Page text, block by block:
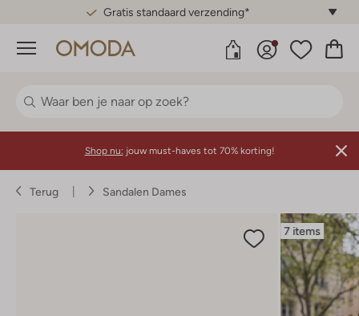
Gratis standaard verzending*
Menu
Shop nu: jouw must-haves tot 70% korting!
Terug Sandalen Dames
7 items